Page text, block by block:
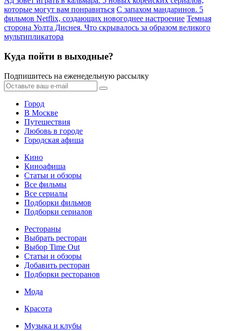
которые могут вам понравиться С запахом мандаринов. 5
фильмов Netflix, создающих новогоднее настроение Темная
сторона Уолта Диснея. Что скрывалось за образом великого
мультипликатора
Куда пойти в выходные?
Подпишитесь на еженедельную рассылку
Город
В Москве
Путешествия
Любовь в городе
Городская афиша
Кино
Киноафиша
Статьи и обзоры
Все фильмы
Все сериалы
Подборки фильмов
Подборки сериалов
Рестораны
Выбрать ресторан
Выбор Time Out
Статьи и обзоры
Добавить ресторан
Подборки ресторанов
Мода
Красота
Музыка и клубы